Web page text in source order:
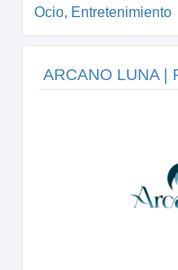
Ocio, Entretenimiento
ARCANO LUNA |